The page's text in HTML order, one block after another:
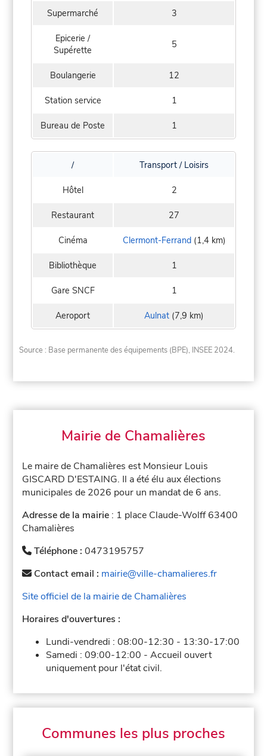
Supermarché 3
Epicerie /
Supérette
5
Boulangerie 12
Station service 1
Bureau de Poste 1
/ Transport / Loisirs
Hôtel 2
Restaurant 27
Cinéma Clermont-Ferrand(1,4 km)
Bibliothèque 1
Gare SNCF 1
Aeroport Aulnat (7,9 km)
Source : Base permanente des équipements (BPE), INSEE 2024.
Mairie de Chamalières
Le maire de Chamalières est Monsieur Louis
GISCARD D'ESTAING. Il a été élu aux élections
municipales de 2026 pour un mandat de 6 ans.
Adresse de la mairie : 1 place Claude-Wolff 63400
Chamalières
Téléphone :0473195757
Contact email : mairie@ville-chamalieres.fr
Site officiel de la mairie de Chamalières
Horaires d'ouvertures :
Lundi-vendredi :08:00-12:30 - 13:30-17:00
Samedi :09:00-12:00 -Accueil ouvert
uniquement pour l'état civil.
Communes les plus proches